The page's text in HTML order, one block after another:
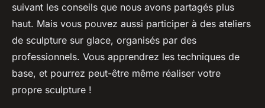
suivant les conseils que nous avons partagés plus
haut. Mais vous pouvez aussi participer à des ateliers
de sculpture sur glace, organisés par des
professionnels. Vous apprendrez les techniques de
base, et pourrez peut-être même réaliser votre
propre sculpture !